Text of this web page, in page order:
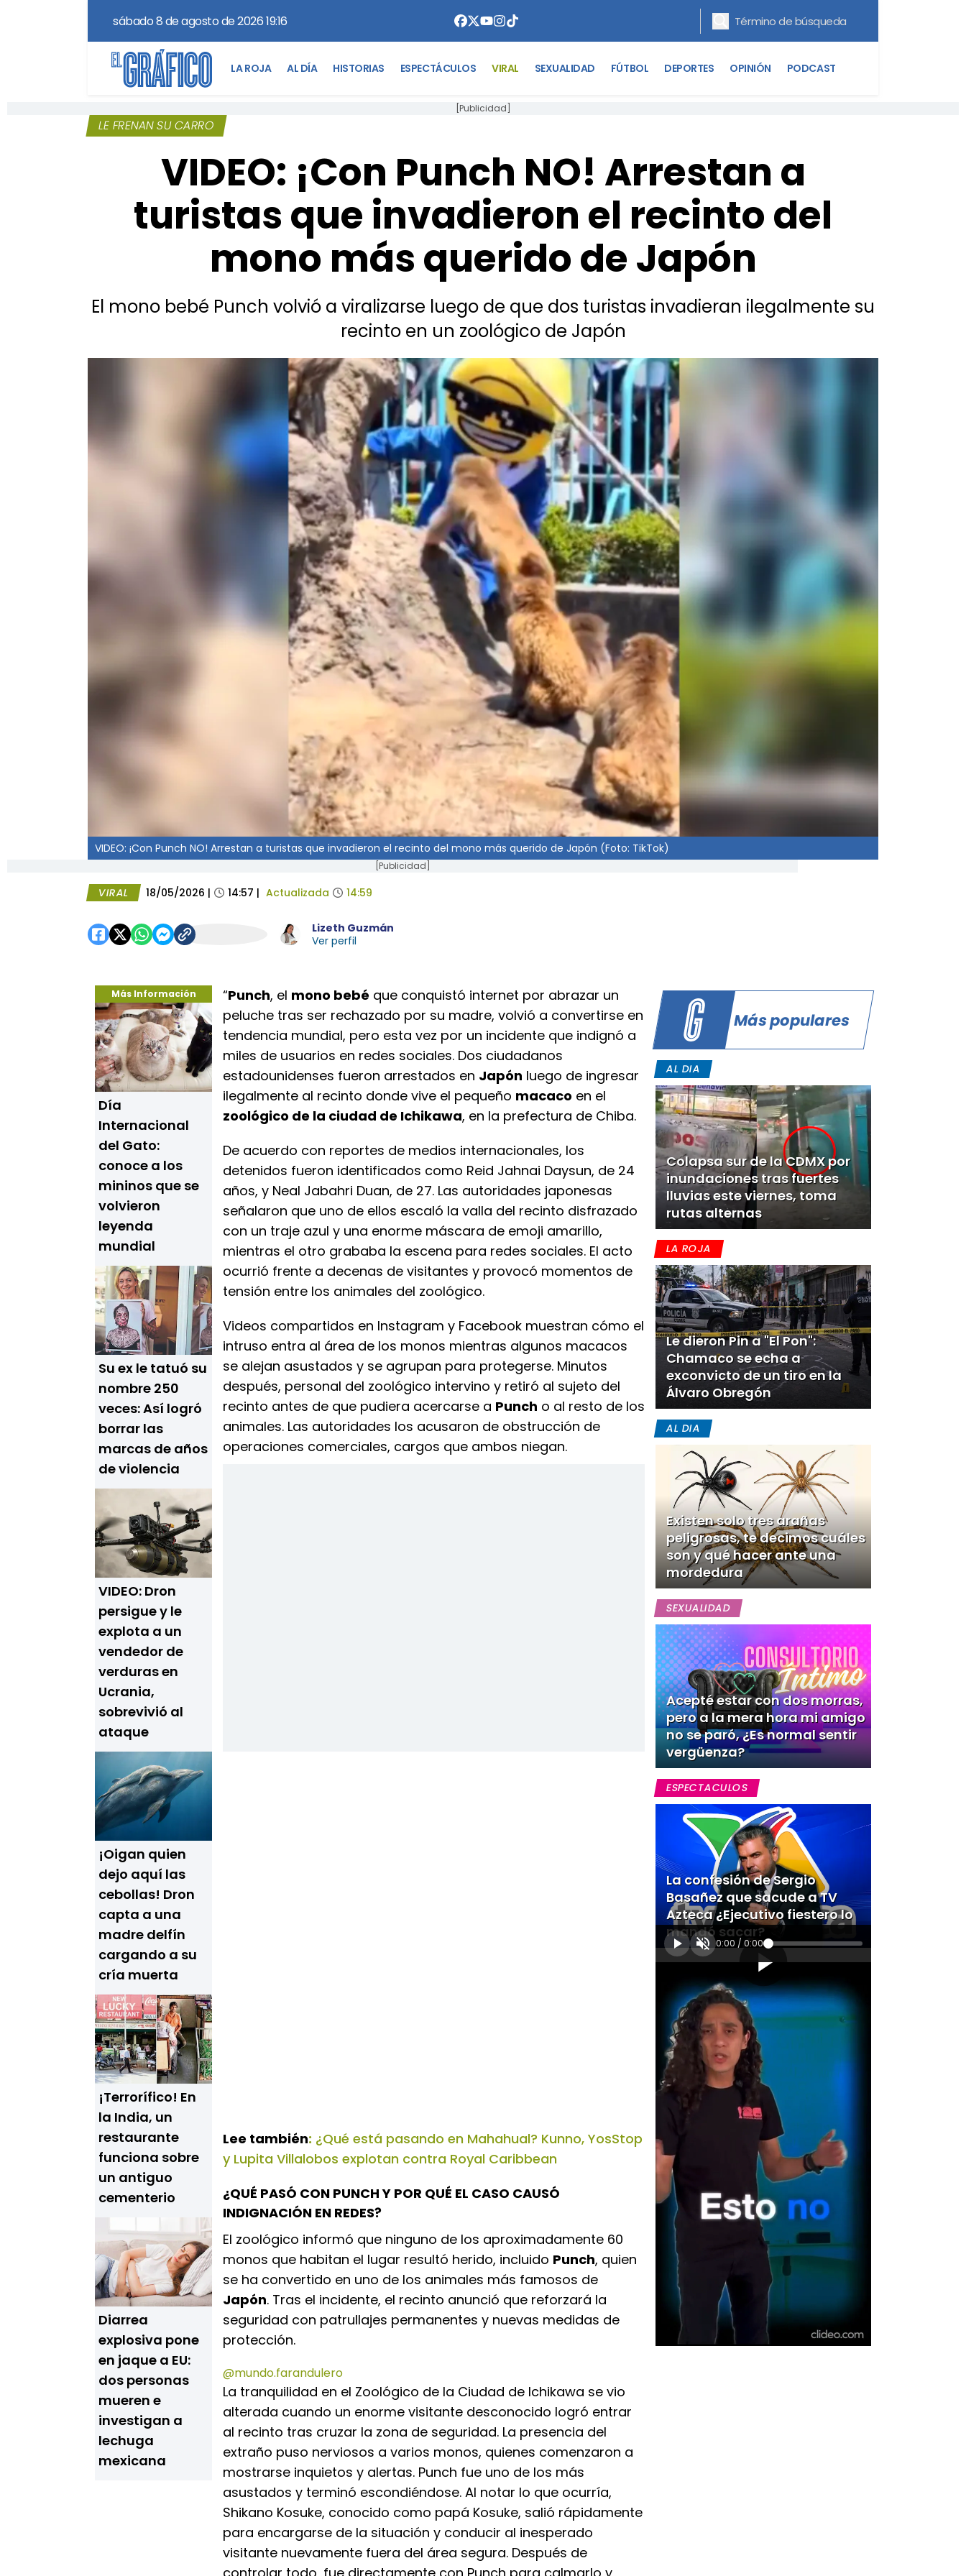
sábado 8 de agosto de 2026 19:16
LA ROJA AL DÍA HISTORIAS ESPECTÁCULOS VIRAL SEXUALIDAD FÚTBOL DEPORTES OPINIÓN PODCAST
[Publicidad]
LE FRENAN SU CARRO
VIDEO: ¡Con Punch NO! Arrestan a
turistas que invadieron el recinto del
mono más querido de Japón
El mono bebé Punch volvió a viralizarse luego de que dos turistas invadieran ilegalmente su
recinto en un zoológico de Japón
VIDEO: ¡Con Punch NO! Arrestan a turistas que invadieron el recinto del mono más querido de Japón (Foto: TikTok)
[Publicidad]
VIRAL 18/05/2026 | 14:57 | Actualizada 14:59
Lizeth Guzmán
Ver perfil
Más Información
Día
Internacional
del Gato:
conoce a los
mininos que se
volvieron
leyenda
mundial
Su ex le tatuó su
nombre 250
veces: Así logró
borrar las
marcas de años
de violencia
VIDEO: Dron
persigue y le
explota a un
vendedor de
verduras en
Ucrania,
sobrevivió al
ataque
¡Oigan quien
dejo aquí las
cebollas! Dron
capta a una
madre delfín
cargando a su
cría muerta
¡Terrorífico! En
la India, un
restaurante
funciona sobre
un antiguo
cementerio
Diarrea
explosiva pone
en jaque a EU:
dos personas
mueren e
investigan a
lechuga
mexicana
“Punch, el mono bebé que conquistó internet por abrazar un
peluche tras ser rechazado por su madre, volvió a convertirse en
tendencia mundial, pero esta vez por un incidente que indignó a
miles de usuarios en redes sociales. Dos ciudadanos
estadounidenses fueron arrestados en Japón luego de ingresar
ilegalmente al recinto donde vive el pequeño macaco en el
zoológico de la ciudad de Ichikawa, en la prefectura de Chiba.
De acuerdo con reportes de medios internacionales, los
detenidos fueron identificados como Reid Jahnai Daysun, de 24
años, y Neal Jabahri Duan, de 27. Las autoridades japonesas
señalaron que uno de ellos escaló la valla del recinto disfrazado
con un traje azul y una enorme máscara de emoji amarillo,
mientras el otro grababa la escena para redes sociales. El acto
ocurrió frente a decenas de visitantes y provocó momentos de
tensión entre los animales del zoológico.
Videos compartidos en Instagram y Facebook muestran cómo el
intruso entra al área de los monos mientras algunos macacos
se alejan asustados y se agrupan para protegerse. Minutos
después, personal del zoológico intervino y retiró al sujeto del
recinto antes de que pudiera acercarse a Punch o al resto de los
animales. Las autoridades los acusaron de obstrucción de
operaciones comerciales, cargos que ambos niegan.
Lee también: ¿Qué está pasando en Mahahual? Kunno, YosStop
y Lupita Villalobos explotan contra Royal Caribbean
¿QUÉ PASÓ CON PUNCH Y POR QUÉ EL CASO CAUSÓ
INDIGNACIÓN EN REDES?
El zoológico informó que ninguno de los aproximadamente 60
monos que habitan el lugar resultó herido, incluido Punch, quien
se ha convertido en uno de los animales más famosos de
Japón. Tras el incidente, el recinto anunció que reforzará la
seguridad con patrullajes permanentes y nuevas medidas de
protección.
@mundo.farandulero
La tranquilidad en el Zoológico de la Ciudad de Ichikawa se vio
alterada cuando un enorme visitante desconocido logró entrar
al recinto tras cruzar la zona de seguridad. La presencia del
extraño puso nerviosos a varios monos, quienes comenzaron a
mostrarse inquietos y alertas. Punch fue uno de los más
asustados y terminó escondiéndose. Al notar lo que ocurría,
Shikano Kosuke, conocido como papá Kosuke, salió rápidamente
para encargarse de la situación y conducir al inesperado
visitante nuevamente fuera del área segura. Después de
Más populares
AL DIA
Colapsa sur de la CDMX por
inundaciones tras fuertes
lluvias este viernes, toma
rutas alternas
LA ROJA
Le dieron Pin a "El Pon":
Chamaco se echa a
exconvicto de un tiro en la
Álvaro Obregón
AL DIA
Existen solo tres arañas
peligrosas, te decimos cuáles
son y qué hacer ante una
mordedura
SEXUALIDAD
Acepté estar con dos morras,
pero a la mera hora mi amigo
no se paró, ¿Es normal sentir
vergüenza?
ESPECTACULOS
La confesión de Sergio
Basañez que sacude a TV
Azteca ¿Ejecutivo fiestero lo
mandó sacar?
0:00 / 0:00
[Publicidad]